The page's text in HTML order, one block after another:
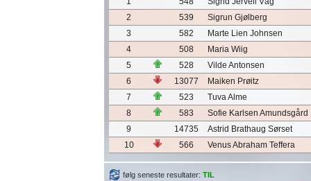
2
539
Sigrun Gjølberg
3
582
Marte Lien Johnsen
4
508
Maria Wiig
5
528
Vilde Antonsen
6
13077
Maiken Prøitz
7
523
Tuva Alme
8
583
Sofie Karlsen Amundsgård
9
14735
Astrid Brathaug Sørset
10
566 Venus Abraham Teffera
følg seneste resultater: TIL